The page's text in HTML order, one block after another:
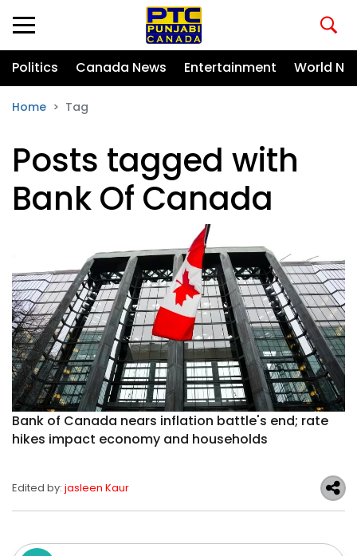
Politics Canada News Entertainment World
Home Tag
Posts tagged with
Bank Of Canada
Bank of Canada nears inflation battle's end; rate
hikes impact economy and households
Edited by: jasleen Kaur